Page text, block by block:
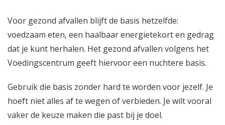
Voor gezond afvallen blijft de basis hetzelfde:
voedzaam eten, een haalbaar energietekort en gedrag
dat je kunt herhalen. Het gezond afvallen volgens het
Voedingscentrum geeft hiervoor een nuchtere basis.
Gebruik die basis zonder hard te worden voor jezelf. Je
hoeft niet alles af te wegen of verbieden. Je wilt vooral
vaker de keuze maken die past bij je doel.